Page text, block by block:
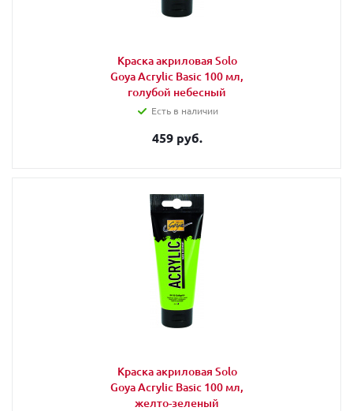
Краска акриловая Solo
Goya Acrylic Basic 100 мл,
голубой небесный
Есть в наличии
459 руб.
Краска акриловая Solo
Goya Acrylic Basic 100 мл,
желто-зеленый